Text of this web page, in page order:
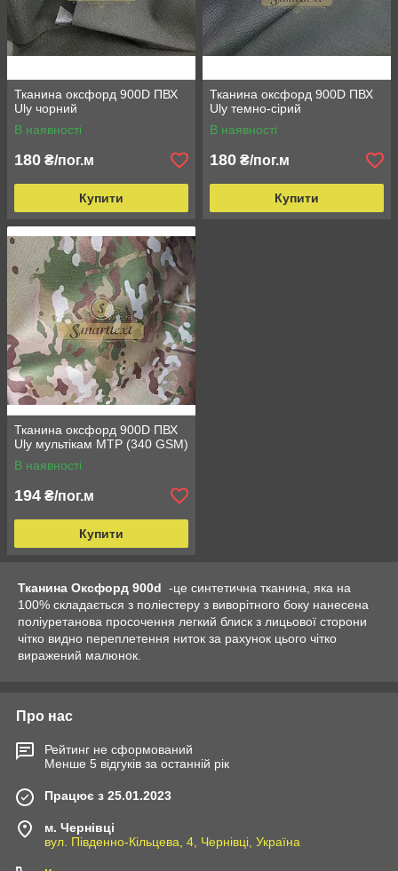
Тканина оксфорд 900D ПВХ
Uly чорний
В наявності
180 ₴/пог.м
Купити
Тканина оксфорд 900D ПВХ
Uly темно-сірий
В наявності
180 ₴/пог.м
Купити
Тканина оксфорд 900D ПВХ
Uly мультікам МТР (340 GSM)
В наявності
194 ₴/пог.м
Купити
Тканина Оксфорд 900d -це синтетична тканина, яка на
100% складається з поліестеру з виворітного боку нанесена
поліуретанова просочення легкий блиск з лицьової сторони
чітко видно переплетення ниток за рахунок цього чітко
виражений малюнок.
Про нас
Рейтинг не сформований
Менше 5 відгуків за останній рік
Працює з 25.01.2023
м. Чернівці
вул. Південно-Кільцева, 4, Чернівці, Україна